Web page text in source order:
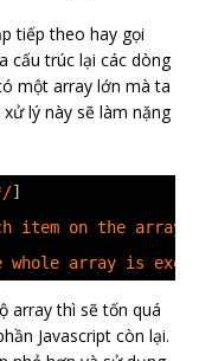
tiếp theo hay gọi
cấu trúc lại các dòng
một array lớn mà ta
lý này sẽ làm nặng
]
item on the array
array is
array thì sẽ tốn quá
Javascript còn lại.